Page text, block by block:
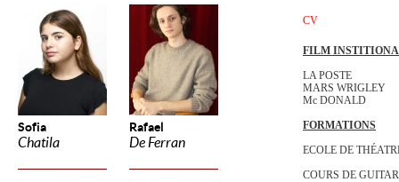
Sofia
Chatila
Rafael
De Ferran
CV
FILM
LA POSTE
MARS WRIGLEY
Mc DONALD
FORMATIONS
ECOLE DE
COURS DE